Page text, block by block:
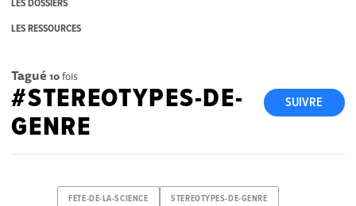
LES DOSSIERS
LES RESSOURCES
Tagué 10fois
SUIVRE
#STEREOTYPES-DE-
GENRE
FETE-DE-LA-SCIENCE STEREOTYPES-DE-GENRE